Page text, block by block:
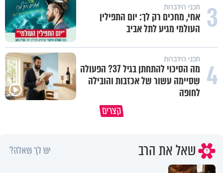
3 תכני הידברות
אחי, מחכים רק לך: יום התפילין
העולמי מגיע לתל אביב
4 תכני הידברות
מה הסיכוי להתחתן בגיל 37? הפעולה
שסיימה עשור של אכזבות והובילה
לחופה
קצרים
סגולה בבוקר להסרת חששות
שאל את הרב יש לך שאלה?